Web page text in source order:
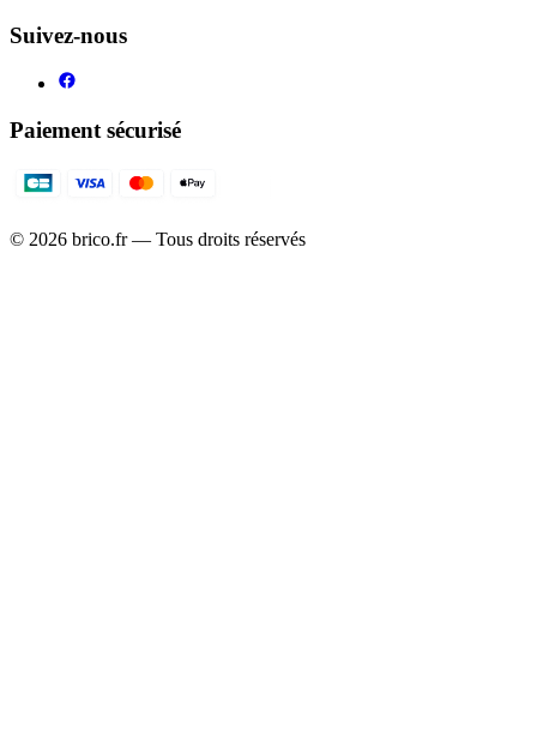
Suivez-nous
Paiement sécurisé
© 2026 brico.fr — Tous droits réservés